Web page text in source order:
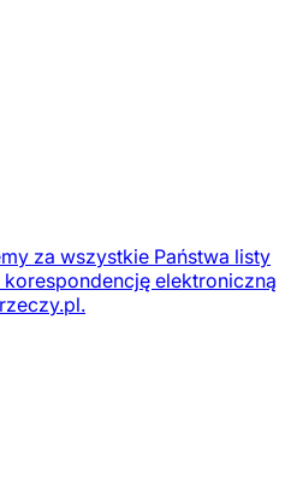
za wszystkie Państwa listy
elektroniczną
.